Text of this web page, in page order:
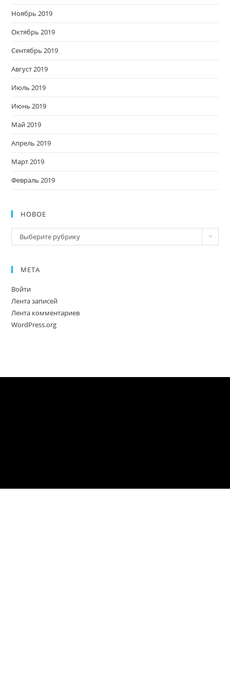
Ноябрь 2019
Октябрь 2019
Сентябрь 2019
Август 2019
Июль 2019
Июнь 2019
Май 2019
Апрель 2019
Март 2019
Февраль 2019
НОВОЕ
Новое
Выберите рубрику
МЕТА
Войти
Лента записей
Лента комментариев
WordPress.org